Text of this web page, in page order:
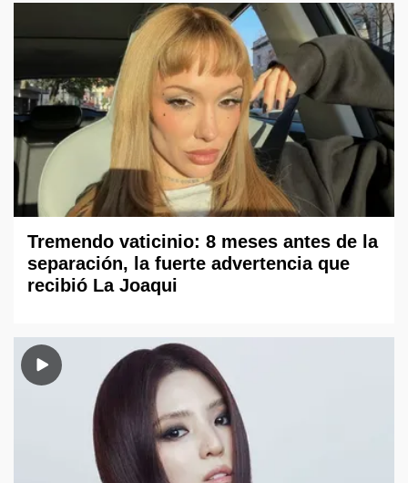
Tremendo vaticinio: 8 meses antes de la
separación, la fuerte advertencia que
recibió La Joaqui